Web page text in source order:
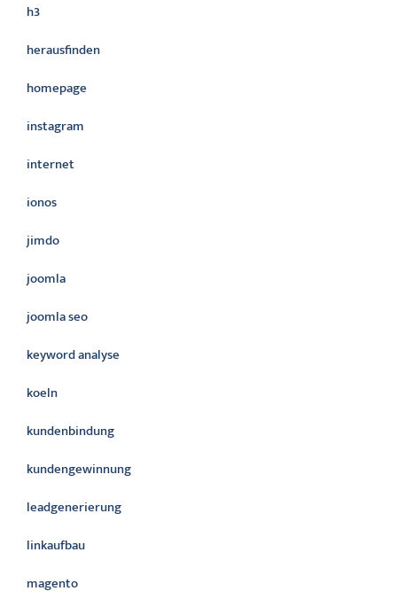
h3
herausfinden
homepage
instagram
internet
ionos
jimdo
joomla
joomla seo
keyword analyse
koeln
kundenbindung
kundengewinnung
leadgenerierung
linkaufbau
magento